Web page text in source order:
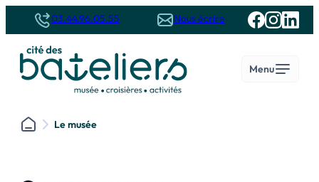
03.44.96.05.55 Nous écrire
Menu
Le muséeLe musée
Panneau de gestion des cookies